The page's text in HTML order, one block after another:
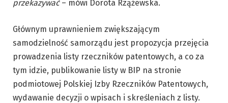
przekazywać– mówi Dorota Rzążewska.
Głównym uprawnieniem zwiększającym
samodzielność samorządu jest propozycja przejęcia
prowadzenia listy rzeczników patentowych, a co za
tym idzie, publikowanie listy w BIP na stronie
podmiotowej Polskiej Izby Rzeczników Patentowych,
wydawanie decyzji o wpisach i skreśleniach z listy.